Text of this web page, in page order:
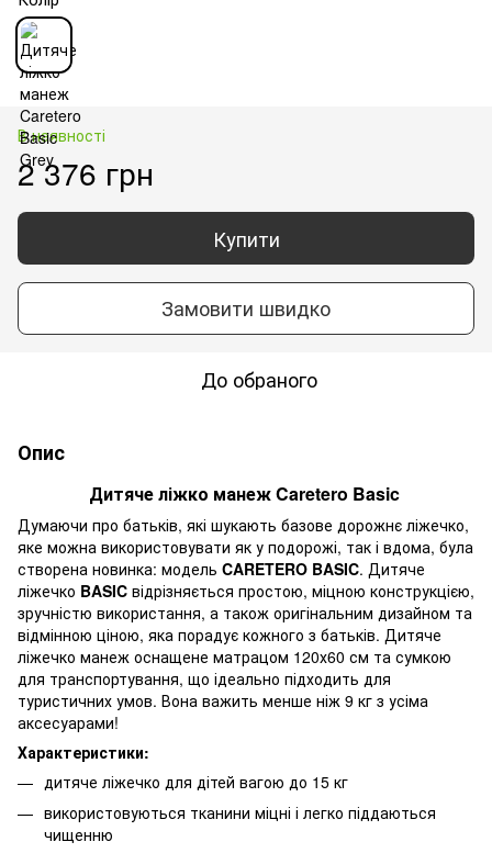
В наявності
2 376 грн
Купити
Замовити швидко
До обраного
Опис
Дитяче ліжко манеж Caretero Basic
Думаючи про батьків, які шукають базове дорожнє ліжечко,
яке можна використовувати як у подорожі, так і вдома, була
створена новинка: модель CARETERO BASIC. Дитяче
ліжечко BASIC відрізняється простою, міцною конструкцією,
зручністю використання, а також оригінальним дизайном та
відмінною ціною, яка порадує кожного з батьків. Дитяче
ліжечко манеж оснащене матрацом 120х60 см та сумкою
для транспортування, що ідеально підходить для
туристичних умов. Вона важить менше ніж 9 кг з усіма
аксесуарами!
Характеристики:
дитяче ліжечко для дітей вагою до 15 кг
використовуються тканини міцні і легко піддаються
чищенню